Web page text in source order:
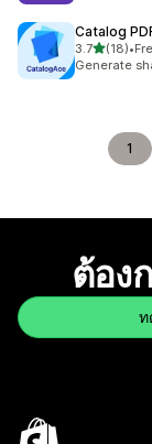
Catalog
3.7เต็ม 5 ดาว
(18)
ทั้งหมด 18 รีวิว
•
Generate
1
ต้อง
ท